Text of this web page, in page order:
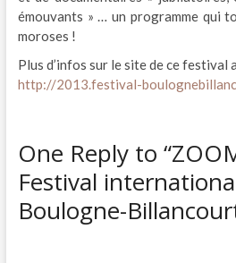
émouvants » … un programme qui
moroses !
Plus d’infos sur le site de ce festival
http://2013.festival-
One Reply to
Festival
Boulogne-